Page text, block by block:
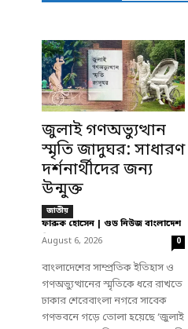
জুলাই গণঅভ্যুত্থান
স্মৃতি জাদুঘর: সাধারণ
দর্শনার্থীদের জন্য
উন্মুক্ত
জাতীয়
ফারুক হোসেন | গুড নিউজ বাংলাদেশ
-
August 6, 2026 0
বাংলাদেশের সাম্প্রতিক ইতিহাস ও
গণঅভ্যুত্থানের স্মৃতিকে ধরে রাখতে
ঢাকার শেরেবাংলা নগরে সাবেক
গণভবনে গড়ে তোলা হয়েছে ‘জুলাই